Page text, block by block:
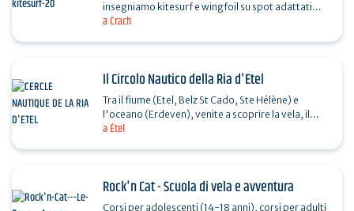
a Crach
insegniamo kitesurf e wingfoil su spot adattati
intorno a Quiberon a seconda del vento: Erdeven,
a Étel
Il Circolo Nautico della Ria d'Etel
Tra il fiume (Etel, Belz St Cado, Ste Hélène) e
l'oceano (Erdeven), venite a scoprire la vela, il
kayak e le immersioni. Corsi, noleggi, gite di
Rock'n Cat - Scuola di vela e avventura
Corsi per adolescenti (14-18 anni), corsi per adulti